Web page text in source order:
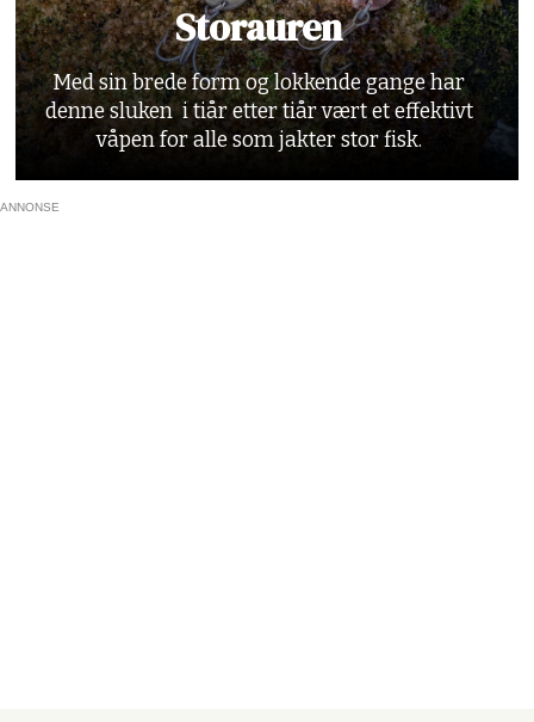
Storauren
Med sin brede form og lokkende gange har
denne sluken i tiår etter tiår vært et effektivt
våpen for alle som jakter stor fisk.
ANNONSE